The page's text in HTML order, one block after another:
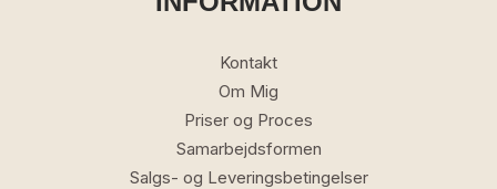
Kontakt
Om Mig
Priser og Proces
Samarbejdsformen
Salgs- og Leveringsbetingelser